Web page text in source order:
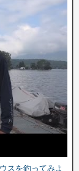
スを釣ってみよ